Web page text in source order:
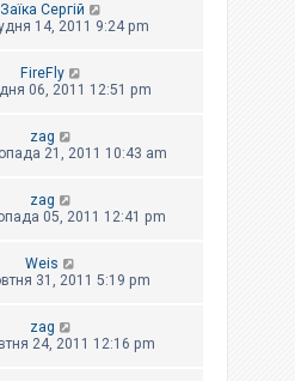
Заїка Сергій
14, 2011 9:24 pm
FireFly
06, 2011 12:51 pm
zag
21, 2011 10:43 am
zag
05, 2011 12:41 pm
Weis
31, 2011 5:19 pm
zag
24, 2011 12:16 pm